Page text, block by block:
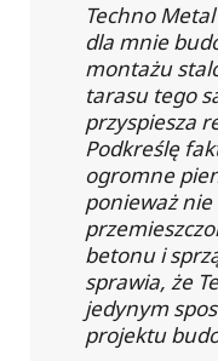
Techno
dla mnie
montażu
tarasu tego
przyspiesza
Podkreślę
ogromne
ponieważ
betonu i
sprawia, że
jedynym
projektu